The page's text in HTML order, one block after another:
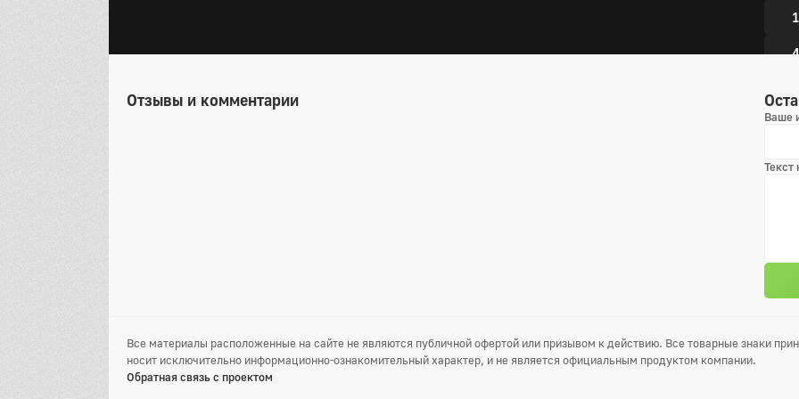
Отзывы и комментарии
Ваше
Текст
Все материалы расположенные на сайте не являются публичной офертой или призывом к действию. Все товарные знаки
носит исключительно информационно-ознакомительный характер, и не является официальным продуктом компании.
Обратная связь с проектом